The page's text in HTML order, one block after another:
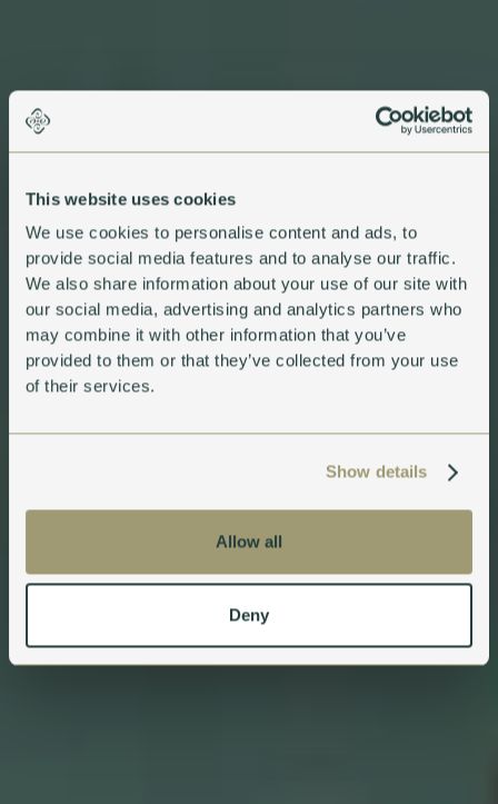
This website uses cookies
We use cookies to personalise content and ads, to
provide social media features and to analyse our traffic.
We also share information about your use of our site with
our social media, advertising and analytics partners who
may combine it with other information that you’ve
provided to them or that they’ve collected from your use
of their services.
Show details
Allow all
Deny